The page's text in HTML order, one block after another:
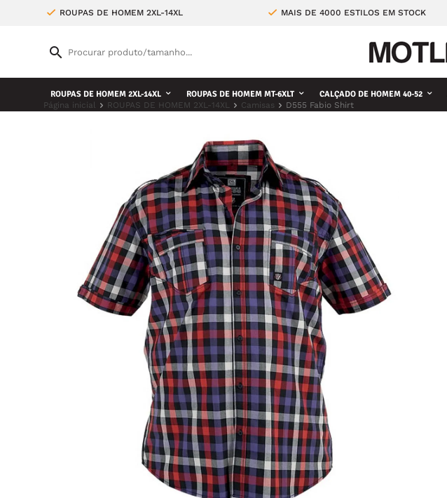
ROUPAS DE HOMEM 2XL-14XL MAIS DE 4000 ESTILOS EM STOCK
ROUPAS DE HOMEM 2XL-14XL ROUPAS DE HOMEM MT-6XLT CALÇADO DE HOMEM 40-52
Página inicial ROUPAS DE HOMEM 2XL-14XL Camisas D555 Fabio Shirt